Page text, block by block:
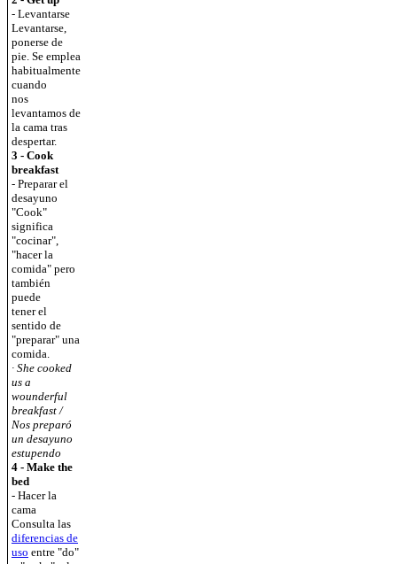
- Levantarse
Levantarse,
ponerse de
pie. Se emplea
habitualmente
cuando
nos
levantamos de
la cama tras
despertar.
3 - Cook
breakfast
- Preparar el
desayuno
"Cook"
significa
"cocinar",
"hacer la
comida" pero
también
puede
tener el
sentido de
"preparar" una
comida.
· She cooked
us a
wounderful
breakfast /
Nos preparó
un desayuno
estupendo
4 - Make the
bed
- Hacer la
cama
Consulta las
diferencias de
uso entre "do"